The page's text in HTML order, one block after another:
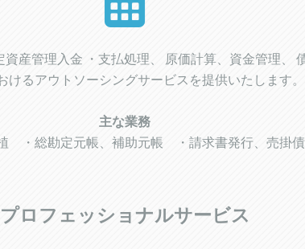
産管理入金 ・支払処理、 原価計算、資金管理、
けるアウトソーシングサービスを提供いたします。
主な業務
・総勘定元帳、補助元帳 ・請求書発行、売掛
プロフェッショナルサービス